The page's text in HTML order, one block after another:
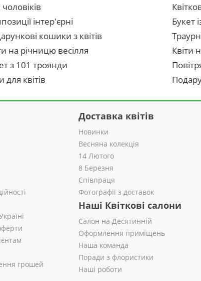
інтер'єрні
Букет
кошики з квітів
на річницю весілля
Квіти
з 101 троянди
для квітів
грошей
Доставка квітів
Новинки
Весняна колекція
14 Лютого
8 Березня
Співпраця
Фотографії з доставок
Наші Квіткові салони
Салон на Десятинній
Оформлення приміщень
Наша команда
Поради з флористики
Наші роботи